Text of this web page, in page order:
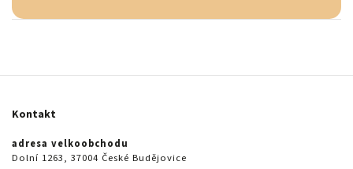
Kontakt
adresa velkoobchodu
Dolní 1263, 37004 České Budějovice